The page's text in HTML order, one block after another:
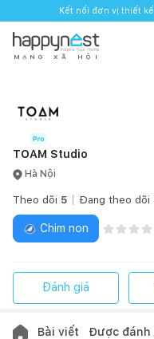
Kết nối đơn vị thiết
M Ạ N G X Ã H Ộ I
TOAM Studio
Hà Nội
Theo dõi 5 Đang theo dõi
Chim non
Đánh giá
Bài viết Được đánh